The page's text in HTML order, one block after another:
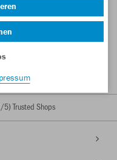
/5) Trusted Shops